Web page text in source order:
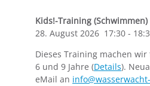
Kids!-Training (Schwimmen)
28. August 2026 17:30 -
Dieses Training machen
6 und 9 Jahre (Details).
eMail an